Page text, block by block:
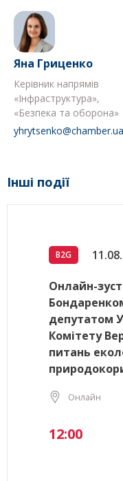
Яна Гриценко
Керівник напрямів
«Інфраструктура»,
«Безпека та оборона»
yhrytsenko@chamber.ua
Інші події
B2G
Онлайн-
депутатом
Комітету
питань
Онлайн
12:00